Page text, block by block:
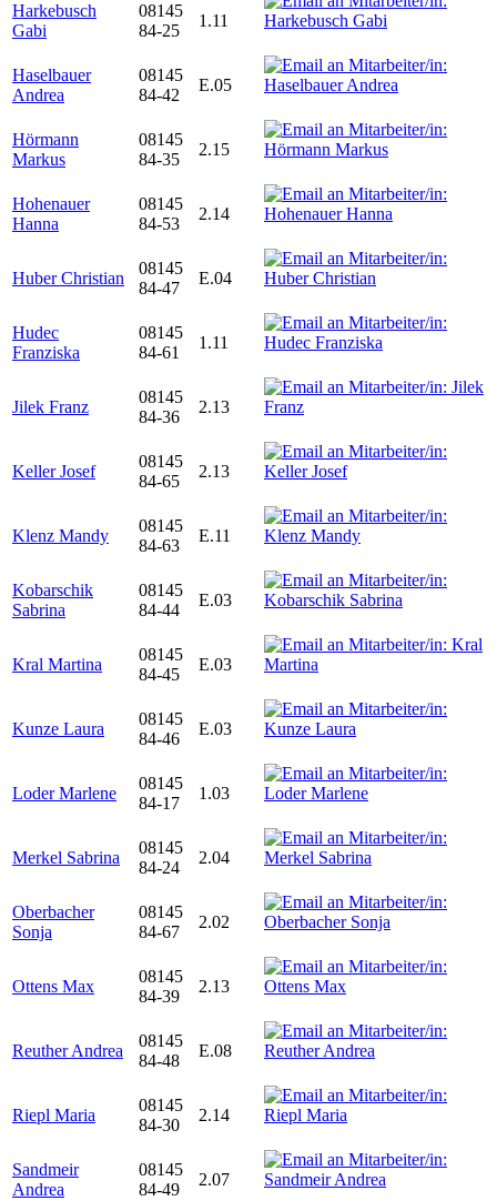
Harkebusch
Gabi
08145
84-25
1.11
Haselbauer
Andrea
08145
84-42
E.05
Hörmann
Markus
08145
84-35
2.15
Hohenauer
Hanna
08145
84-53
2.14
Huber Christian
08145
84-47
E.04
Hudec
Franziska
08145
84-61
1.11
Jilek Franz
08145
84-36
2.13
Keller Josef
08145
84-65
2.13
Klenz Mandy
08145
84-63
E.11
Kobarschik
Sabrina
08145
84-44
E.03
Kral Martina
08145
84-45
E.03
Kunze Laura
08145
84-46
E.03
Loder Marlene
08145
84-17
1.03
Merkel Sabrina
08145
84-24
2.04
Oberbacher
Sonja
08145
84-67
2.02
Ottens Max
08145
84-39
2.13
Reuther Andrea
08145
84-48
E.08
Riepl Maria
08145
84-30
2.14
Sandmeir
Andrea
08145
84-49
2.07